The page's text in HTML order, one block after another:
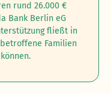
rund 26.000 €
Bank Berlin eG
fließt in
Familien